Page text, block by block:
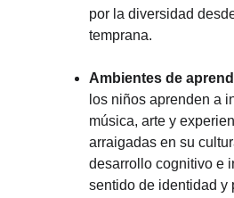
por la diversidad
temprana.
Ambientes de
los niños aprenden a
música, arte y
arraigadas en su
desarrollo cognitivo e
sentido de identidad y